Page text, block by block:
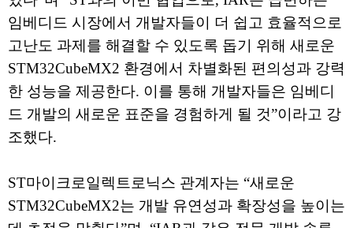
임베디드 시장에서 개발자들이 더 쉽고 효율적으로
고난도 과제를 해결할 수 있도록 돕기 위해 새로운
STM32CubeMX2 환경에서 차별화된 편의성과 강력
한 성능을 제공한다. 이를 통해 개발자들은 임베디
드 개발의 새로운 표준을 경험하게 될 것”이라고 강
조했다.
ST마이크로일렉트로닉스 관계자는 “새로운
STM32CubeMX2는 개발 유연성과 확장성을 높이는